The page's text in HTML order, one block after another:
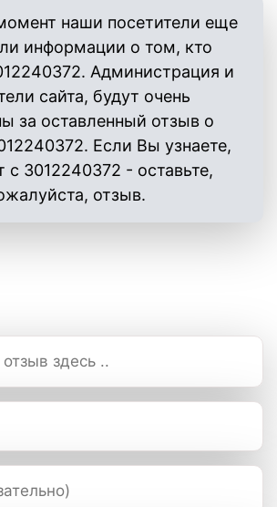
наши посетители еще
информации о том, кто
Администрация и
сайта, будут очень
за оставленный отзыв о
Если Вы узнаете,
с 3012240372 - оставьте,
отзыв.